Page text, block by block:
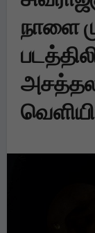
நாளை